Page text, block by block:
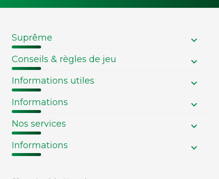
Suprême
Conseils & règles de jeu
Informations utiles
Informations
Nos services
Informations